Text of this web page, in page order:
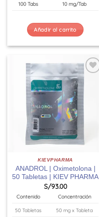
100 Tabs 10 mg/Tab
Añadir al carrito
KIEVPHARMA
ANADROL | Oximetolona |
50 Tabletas | KIEV PHARMA
S/93.00
Contenido Concentración
50 Tabletas 50 mg x Tableta